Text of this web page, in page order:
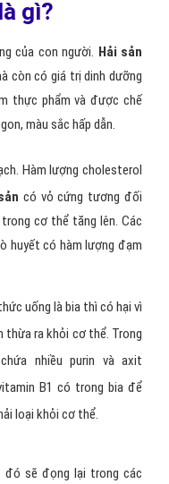
gì?
của con người. Hải sản
còn có giá trị dinh dưỡng
thực phẩm và được chế
màu sắc hấp dẫn.
Hàm lượng cholesterol
có vỏ cứng tương đối
cơ thể tăng lên. Các
huyết có hàm lượng đạm
uống là bia thì có hại vì
ra khỏi cơ thể. Trong
chứa nhiều purin và axit
B1 có trong bia để
loại khỏi cơ thể.
sẽ đọng lại trong các